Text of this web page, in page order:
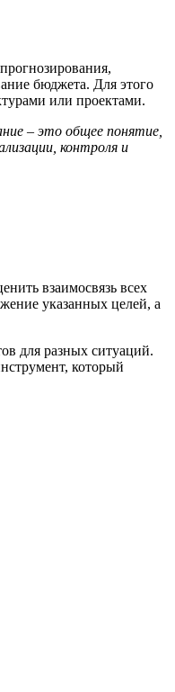
бюджета. Для этого
или проектами.
– это общее понятие,
контроля и
взаимосвязь всех
указанных целей, а
для разных ситуаций.
который